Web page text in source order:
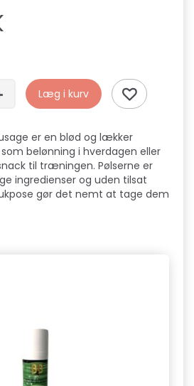
Læg i kurv
er en blød og lækker
belønning i hverdagen eller
til træningen. Pølserne er
ingredienser og uden tilsat
gør det nemt at tage dem